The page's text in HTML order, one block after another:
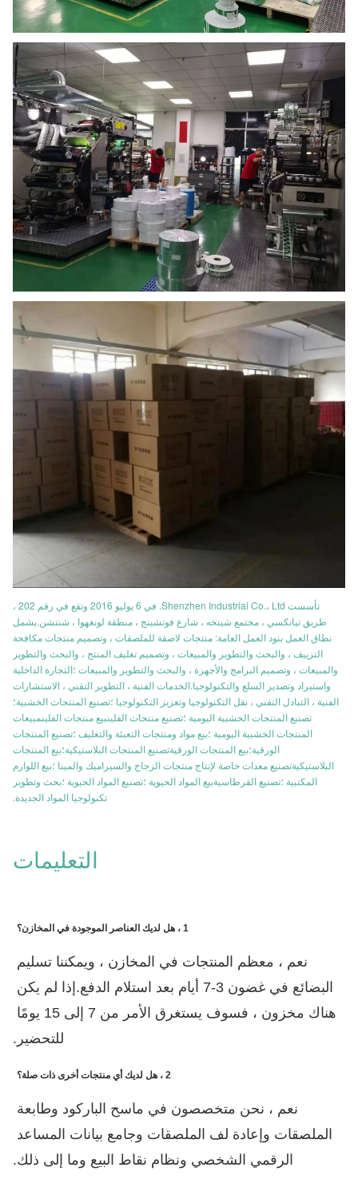
تأسست Shenzhen Industrial Co.، Ltd. في 6 يوليو 2016 وتقع في رقم 202 ،
طريق تيانكسي ، مجتمع شينخه ، شارع فوتشينج ، منطقة لونغهوا ، شنتشن.يشمل
نطاق العمل بنود العمل العامة: منتجات لاصقة للملصقات ، وتصميم منتجات مكافحة
التزييف ، والبحث والتطوير والمبيعات ، وتصميم تغليف المنتج ، والبحث والتطوير
والمبيعات ، وتصميم البرامج والأجهزة ، والبحث والتطوير والمبيعات ؛التجارة الداخلية
واستيراد وتصدير السلع والتكنولوجيا.الخدمات الفنية ، التطوير التقني ، الاستشارات
الفنية ، التبادل التقني ، نقل التكنولوجيا وتعزيز التكنولوجيا ؛تصنيع المنتجات الخشبية؛
تصنيع المنتجات الخشبية اليومية ؛تصنيع منتجات الفلينبيع منتجات الفلينمبيعات
المنتجات الخشبية اليومية ؛بيع مواد ومنتجات التعبئة والتغليف ؛تصنيع المنتجات
الورقية؛بيع المنتجات الورقيةتصنيع المنتجات البلاستيكية؛بيع المنتجات
البلاستيكيةتصنيع معدات خاصة لإنتاج منتجات الزجاج والسيراميك والمينا ؛بيع اللوازم
المكتبية ؛تصنيع القرطاسيةبيع المواد الحيوية ؛تصنيع المواد الحيوية ؛بحث وتطوير
تكنولوجيا المواد الجديدة.
التعليمات
1 ، هل لديك العناصر الموجودة في المخازن؟
للتحضير.
2 ، هل لديك أي منتجات أخرى ذات صلة؟
الرقمي الشخصي ونظام نقاط البيع وما إلى ذلك.